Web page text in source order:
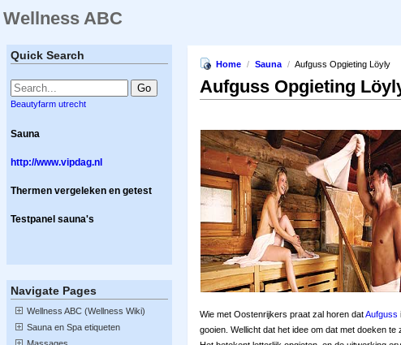
Wellness ABC
Quick Search
Beautyfarm utrecht
Sauna
http://www.vipdag.nl
Thermen vergeleken en getest
Testpanel sauna's
Navigate Pages
Wellness ABC (Wellness Wiki)
Sauna en Spa etiqueten
Home / Sauna / Aufguss Opgieting Löyly
Aufguss Opgieting
Wie met Oostenrijkers praat zal horen datAufguss
gooien. Wellicht dat het idee om dat met doeken